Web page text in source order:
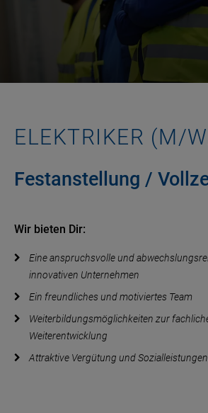
ELEKTRIKER (M/
Festanstellung /
Wir bieten Dir:
Eine anspruchsvolle und
innovativen Unternehmen
Ein freundliches und motiviertes Team
Weiterbildungsmöglichkeiten zur
Weiterentwicklung
Attraktive Vergütung und Sozialleistungen